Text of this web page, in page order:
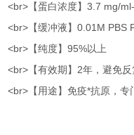
<br>【蛋白浓度】3.7 mg/
<br>【缓冲液】0.01M PBS
<br>【纯度】95%以上
<br>【有效期】2年，避免反
<br>【用途】免疫*抗原，专